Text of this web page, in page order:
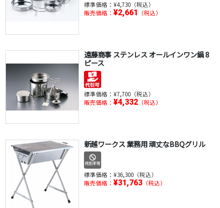
標準価格： ¥4,730（税込）
販売価格： ¥2,661 （税込）
遠藤商事 ステンレス オールインワン鍋 8
ピース
標準価格： ¥7,700（税込）
販売価格： ¥4,332（税込）
新越ワークス 業務用 頑丈なBBQグリル
標準価格： ¥36,300（税込）
販売価格： ¥31,763（税込）